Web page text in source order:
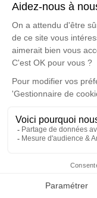
Faire-part
Un service de
vendredi
Cimetière
Boulevard